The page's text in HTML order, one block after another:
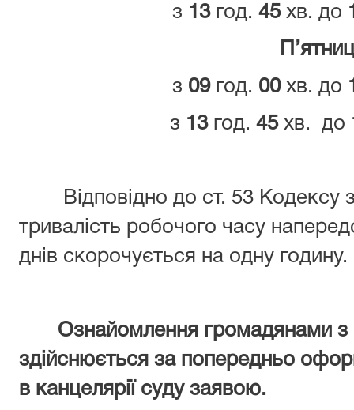
з 13 год. 45 хв. до
з 09 год. 00 хв. до
з 13 год. 45 хв. до
Відповідно до ст. 53 Кодексу
тривалість робочого часу
днів скорочується на одну годину.
Ознайомлення громадянами з
здійснюється за попередньо
в канцелярії суду заявою.